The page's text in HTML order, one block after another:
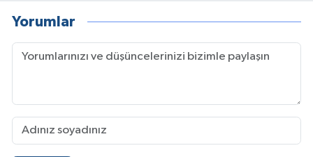
Yorumlar